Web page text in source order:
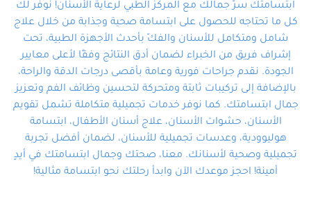
المتخصص ذوي الخبرة، ستجد نفسك
في أيد أمينة تلبي احتياجاتك بكل
احترافية ودقة.
ابتسامتك سرّ جمالك مع المركز الطبي لرعاية الأسنان! نوفر لك
كل ما تحتاجه للحصول على ابتسامة صحية وجذابة من خلال علاج
شامل ومتكامل للأسنان والفكّ بأحدث الأجهزة الطبية، تحت
إشراف فريق من الخبراء لضمان أدق النتائج وفقًا لأعلى معايير
الجودة. نقدم جراحات فورية وعامة بأقصى درجات الدقة والراحة،
بالإضافة إلى تركيبات ثابتة ومتحركة لتحسين وظائف الفم وتعزيز
جمال ابتسامتك. كما نوفر خدمات تجميلية متكاملة تشمل تقويم
الأسنان، حشوات الأسنان، علاج أسنان الأطفال، ابتسامة
هوليوودية، وعدسات تجميلية للأسنان، لضمان أفضل تجربة
تجميلية وصحية لأسنانك. معنا، صحتك وجمال ابتسامتك في أيدٍ
أمينة! احجز موعدك الآن وابدأ رحلتك نحو ابتسامة مثالية!